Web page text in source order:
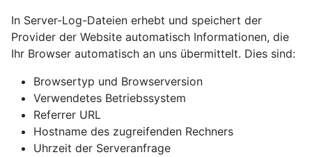
In Server-Log-Dateien erhebt und speichert der
Provider der Website automatisch Informationen, die
Ihr Browser automatisch an uns übermittelt. Dies sind:
Browsertyp und Browserversion
Verwendetes Betriebssystem
Referrer URL
Hostname des zugreifenden Rechners
Uhrzeit der Serveranfrage